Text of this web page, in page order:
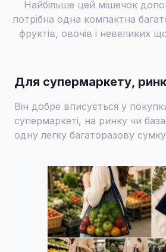
Найбільше цей мішечок
потрібна одна компактна
фруктів, овочів і невеликих
Для супермаркету,
Він добре вписується у
супермаркеті, на ринку чи
одну легку багаторазову сумку